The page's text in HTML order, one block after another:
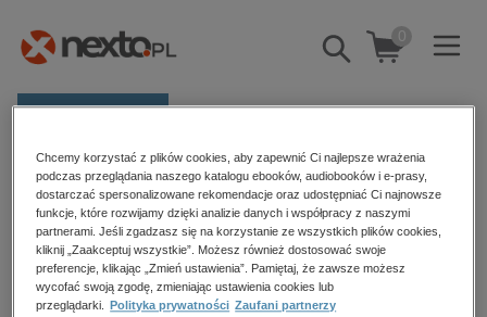
Pokaż/schowaj
wyszukiwarkę
0
Kategorie
Zobacz wszystkie E-prasa
budownictwo, aranżacja wnętrz
biznesowe, branżowe, gospodarka
Strona główna Przemysław Kałaska
Przemysław Kałaska
Chcemy korzystać z plików cookies, aby zapewnić Ci najlepsze wrażenia
podczas przeglądania naszego katalogu ebooków, audiobooków i e-prasy,
dostarczać spersonalizowane rekomendacje oraz udostępniać Ci najnowsze
funkcje, które rozwijamy dzięki analizie danych i współpracy z naszymi
partnerami. Jeśli zgadzasz się na korzystanie ze wszystkich plików cookies,
kliknij „Zaakceptuj wszystkie”. Możesz również dostosować swoje
preferencje, klikając „Zmień ustawienia”. Pamiętaj, że zawsze możesz
wycofać swoją zgodę, zmieniając ustawienia cookies lub
przeglądarki.
Polityka prywatności Zaufani partnerzy